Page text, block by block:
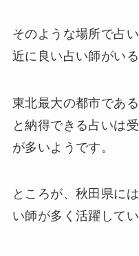
そのような場所で占
近に良い占い師がい
東北最大の都市であ
と納得できる占いは
が多いようです。
ところが、秋田県に
い師が多く活躍してい